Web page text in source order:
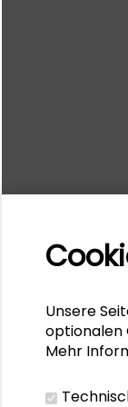
Unsere
optionalen
Mehr